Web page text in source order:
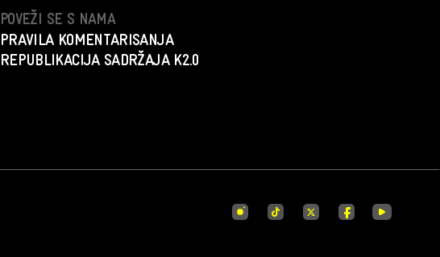
POVEŽI SE S NAMA
PRAVILA KOMENTARISANJA
REPUBLIKACIJA SADRŽAJA K2.0